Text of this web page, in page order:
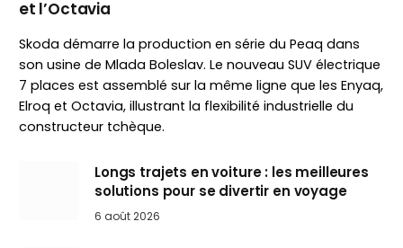
et l’Octavia
Skoda démarre la production en série du Peaq dans
son usine de Mlada Boleslav. Le nouveau SUV électrique
7 places est assemblé sur la même ligne que les Enyaq,
Elroq et Octavia, illustrant la flexibilité industrielle du
constructeur tchèque.
Longs trajets en voiture : les meilleures
solutions pour se divertir en voyage
6 août 2026